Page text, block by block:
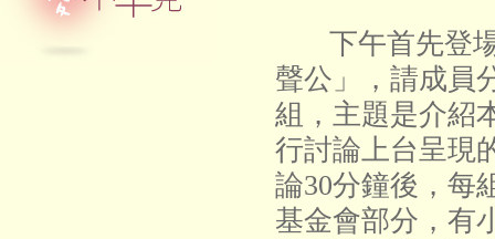
下午首先登場
聲公」，請成員
組，主題是介紹
行討論上台呈現
論30分鐘後，每
基金會部分，有